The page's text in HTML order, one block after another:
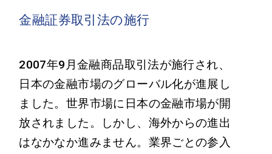
金融証券取引法の施行
2007年9月金融商品取引法が施行され、
日本の金融市場のグローバル化が進展し
ました。世界市場に日本の金融市場が開
放されました。しかし、海外からの進出
はなかなか進みません。業界ごとの参入